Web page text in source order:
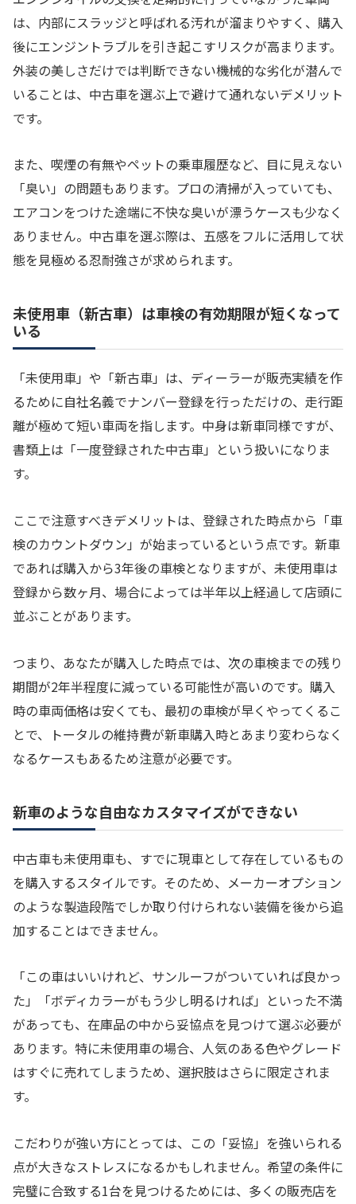
は、内部にスラッジと呼ばれる汚れが溜まりやすく、購入
後にエンジントラブルを引き起こすリスクが高まります。
外装の美しさだけでは判断できない機械的な劣化が潜んで
いることは、中古車を選ぶ上で避けて通れないデメリット
です。
また、喫煙の有無やペットの乗車履歴など、目に見えない
「臭い」の問題もあります。プロの清掃が入っていても、
エアコンをつけた途端に不快な臭いが漂うケースも少なく
ありません。中古車を選ぶ際は、五感をフルに活用して状
態を見極める忍耐強さが求められます。
未使用車（新古車）は車検の有効期限が短くなって
いる
「未使用車」や「新古車」は、ディーラーが販売実績を作
るために自社名義でナンバー登録を行っただけの、走行距
離が極めて短い車両を指します。中身は新車同様ですが、
書類上は「一度登録された中古車」という扱いになりま
す。
ここで注意すべきデメリットは、登録された時点から「車
検のカウントダウン」が始まっているという点です。新車
であれば購入から3年後の車検となりますが、未使用車は
登録から数ヶ月、場合によっては半年以上経過して店頭に
並ぶことがあります。
つまり、あなたが購入した時点では、次の車検までの残り
期間が2年半程度に減っている可能性が高いのです。購入
時の車両価格は安くても、最初の車検が早くやってくるこ
とで、トータルの維持費が新車購入時とあまり変わらなく
なるケースもあるため注意が必要です。
新車のような自由なカスタマイズができない
中古車も未使用車も、すでに現車として存在しているもの
を購入するスタイルです。そのため、メーカーオプション
のような製造段階でしか取り付けられない装備を後から追
加することはできません。
「この車はいいけれど、サンルーフがついていれば良かっ
た」「ボディカラーがもう少し明るければ」といった不満
があっても、在庫品の中から妥協点を見つけて選ぶ必要が
あります。特に未使用車の場合、人気のある色やグレード
はすぐに売れてしまうため、選択肢はさらに限定されま
す。
こだわりが強い方にとっては、この「妥協」を強いられる
点が大きなストレスになるかもしれません。希望の条件に
完璧に合致する1台を見つけるためには、多くの販売店を